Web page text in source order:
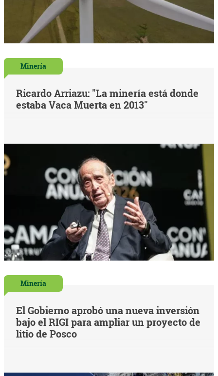
Minería
Ricardo Arriazu: "La minería está donde
estaba Vaca Muerta en 2013"
Minería
El Gobierno aprobó una nueva inversión
bajo el RIGI para ampliar un proyecto de
litio de Posco